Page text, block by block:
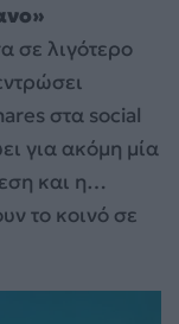
σε λιγότερο
στα social
για ακόμη μία
και η…
το κοινό σε